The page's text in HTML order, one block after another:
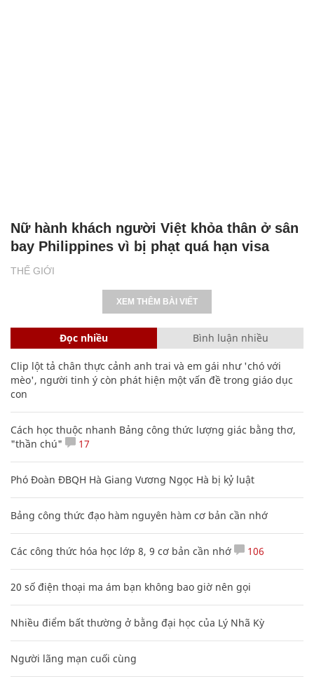
THẾ GIỚI
Nữ hành khách người Việt khỏa thân ở sân
bay Philippines vì bị phạt quá hạn visa
XEM THÊM BÀI VIẾT
Đọc nhiều Bình luận nhiều
Clip lột tả chân thực cảnh anh trai và em gái như 'chó với
mèo', người tinh ý còn phát hiện một vấn đề trong giáo dục
con
Cách học thuộc nhanh Bảng công thức lượng giác bằng thơ,
"thần chú"
17
Phó Đoàn ĐBQH Hà Giang Vương Ngọc Hà bị kỷ luật
Bảng công thức đạo hàm nguyên hàm cơ bản cần nhớ
Các công thức hóa học lớp 8, 9 cơ bản cần nhớ 106
20 số điện thoại ma ám bạn không bao giờ nên gọi
Nhiều điểm bất thường ở bằng đại học của Lý Nhã Kỳ
Người lãng mạn cuối cùng